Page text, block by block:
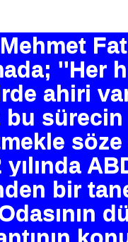
Mehmet
''Her
ahiri
bir